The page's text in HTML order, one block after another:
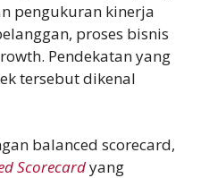
pengukuran kinerja
proses bisnis
Pendekatan yang
tersebut dikenal
balanced scorecard,
Scorecardyang